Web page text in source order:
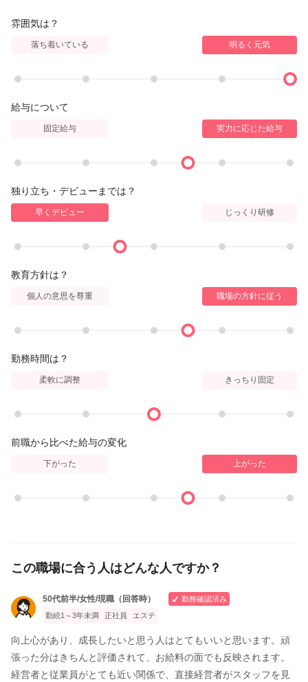
雰囲気は？
落ち着いている 明るく元気
給与について
固定給与 実力に応じた給与
独り立ち・デビューまでは？
早くデビュー じっくり研修
教育方針は？
個人の意思を尊重 職場の方針に従う
勤務時間は？
柔軟に調整 きっちり固定
前職から比べた給与の変化
下がった 上がった
この職場に合う人はどんな人ですか？
50代前半/女性/現職（回答時）
勤務確認済み
勤続1～3年未満
正社員 エステ
向上心があり、成長したいと思う人はとてもいいと思います。頑
張った分はきちんと評価されて、お給料の面でも反映されます。
経営者と従業員がとても近い関係で、直接経営者がスタッフを見